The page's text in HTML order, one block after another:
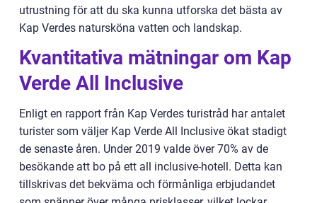
utrustning för att du ska kunna utforska det bästa av
Kap Verdes natursköna vatten och landskap.
Kvantitativa mätningar om Kap
Verde All Inclusive
Enligt en rapport från Kap Verdes turistråd har antalet
turister som väljer Kap Verde All Inclusive ökat stadigt
de senaste åren. Under 2019 valde över 70% av de
besökande att bo på ett all inclusive-hotell. Detta kan
tillskrivas det bekväma och förmånliga erbjudandet